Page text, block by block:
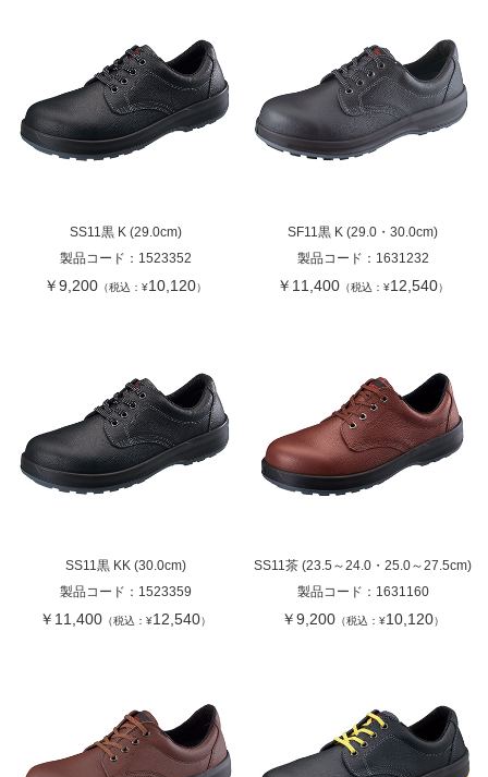
SS11黒 K (29.0cm)
製品コード： 1523352
￥9,200 （税込：¥10,120）
SF11黒 K (29.0・30.0cm)
製品コード： 1631232
￥11,400 （税込：¥12,540）
SS11黒 KK (30.0cm)
製品コード： 1523359
￥11,400 （税込：¥12,540）
SS11茶 (23.5～24.0・25.0～27.5cm)
製品コード： 1631160
￥9,200 （税込：¥10,120）